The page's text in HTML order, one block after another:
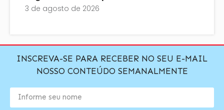
3 de agosto de 2026
INSCREVA-SE PARA RECEBER NO SEU E-MAIL
NOSSO CONTEÚDO SEMANALMENTE